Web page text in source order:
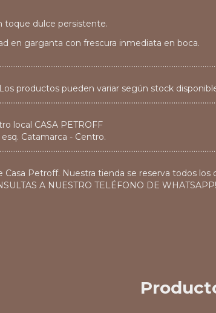
toque dulce persistente.
en garganta con frescura inmediata en boca.
productos pueden variar según stock
local CASA PETROFF
Catamarca - Centro.
Casa Petroff. Nuestra tienda se reserva todos
A NUESTRO TELÉFONO DE WHATSAPP!